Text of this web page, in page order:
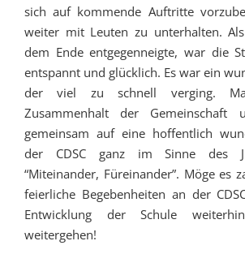
sich auf kommende Auftritte
weiter mit Leuten zu unterhalten.
dem Ende entgegenneigte, war die
entspannt und glücklich. Es war ein
der viel zu schnell verging.
Zusammenhalt der Gemeinschaft
gemeinsam auf eine hoffentlich
der CDSC ganz im Sinne des
“Miteinander, Füreinander”. Möge es
feierliche Begebenheiten an der
Entwicklung der Schule
weitergehen!